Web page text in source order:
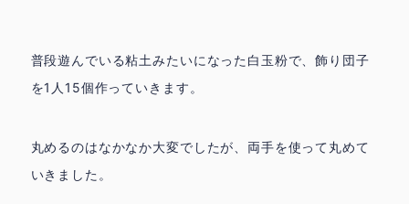
普段遊んでいる粘土みたいになった白玉粉で、飾り団子
を1人15個作っていきます。
丸めるのはなかなか大変でしたが、両手を使って丸めて
いきました。